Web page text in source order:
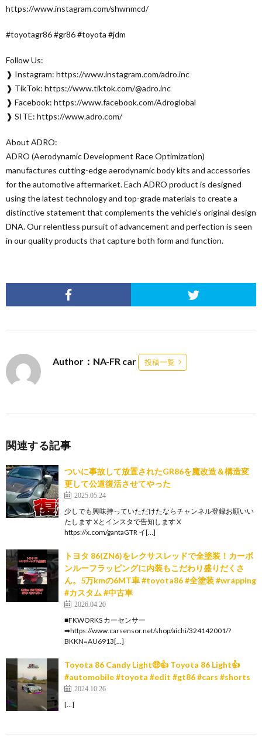
https://www.instagram.com/shwnmcd/
#toyotagr86 #gr86 #toyota #jdm
Follow Us:
❱ Instagram: https://www.instagram.com/adro.inc
❱ TikTok: https://www.tiktok.com/@adro.inc
❱ Facebook: https://www.facebook.com/Adroglobal
❱ SITE: https://www.adro.com/
About ADRO:
ADRO (Aerodynamic Development Race Optimization)
manufactures cutting-edge aerodynamic body kits and accessories
for the automotive aftermarket. Each ADRO product is designed
using the latest technology and top-grade materials to create a
distinctive statement that complements the vehicle’s original design
DNA. Our relentless pursuit of advancement and perfection is seen
in our quality products that capture both form and function.
Author：NA-FR car 投稿一覧
関連する記事
ついに事故して放置されたGR86を魔改造＆構造変
更して公道復活させてやった
2025.05.24
少しでも興味持っていただけたならチャンネル登録お願いい
たします Xとインスタで告知します X
https://x.com/gantaGTR イ[…]
トヨタ 86(ZN6)をレクサスレッドで全塗装！カーボ
ンルーフラッピングに内装もこだわり盛りだくさ
ん。5万kmの6MT車 #toyota86 #全塗装 #wrapping
#カスタム #中古車
2026.04.20
■FKWORKS カーセンサー
➡https://www.carsensor.net/shop/aichi/324142001/?
BKKN=AU6913[…]
Toyota 86 Candy Light🤑👍 Toyota 86 Light👍
#automobile #toyota #edit #gt86 #cars #shorts
2024.10.26
[…]